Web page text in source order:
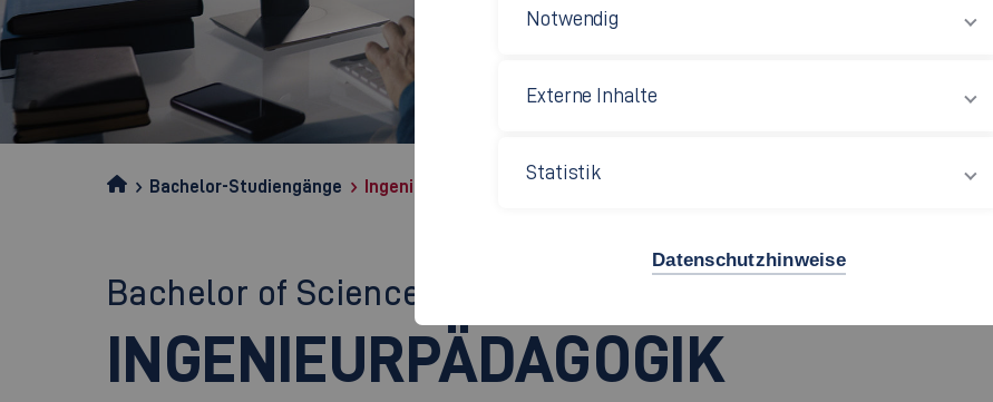
Bachelor-Studiengänge Ingenieurpädagogik Fahrzeugtechnik-Maschinenbau
Bachelor of Science (B.Sc.)
INGENIEURPÄDAGOGIK
Notwendig
Externe Inhalte
Statistik
Datenschutzhinweise